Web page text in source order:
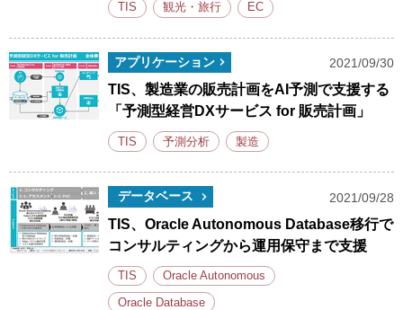
TIS 観光・旅行 EC
アプリケーション 2021/09/30
TIS、製造業の販売計画をAI予測で支援する
「予測型経営DXサービス for 販売計画」
TIS 予測分析 製造
データベース 2021/09/28
TIS、Oracle Autonomous Database移行で
コンサルティングから運用保守まで支援
TIS Oracle Autonomous
Oracle Database